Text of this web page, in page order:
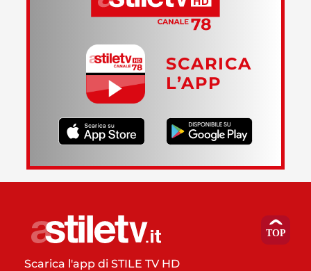
SCARICA
L’APP
Scarica l'app di STILE TV HD